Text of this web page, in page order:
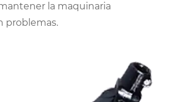
la maquinaria
problemas.